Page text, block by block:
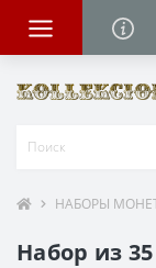
НАБОРЫ
Набор из